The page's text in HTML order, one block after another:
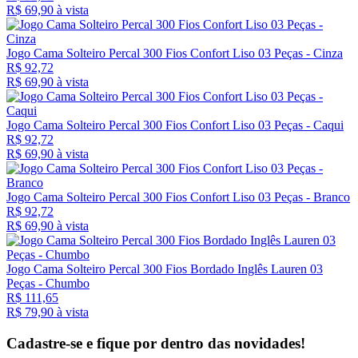
R$ 69,90 à vista
Jogo Cama Solteiro Percal 300 Fios Confort Liso 03 Peças - Cinza
R$ 92,72
R$ 69,90 à vista
Jogo Cama Solteiro Percal 300 Fios Confort Liso 03 Peças - Caqui
R$ 92,72
R$ 69,90 à vista
Jogo Cama Solteiro Percal 300 Fios Confort Liso 03 Peças - Branco
R$ 92,72
R$ 69,90 à vista
Jogo Cama Solteiro Percal 300 Fios Bordado Inglês Lauren 03
Peças - Chumbo
R$ 111,65
R$ 79,90 à vista
Cadastre-se e fique por dentro das novidades!